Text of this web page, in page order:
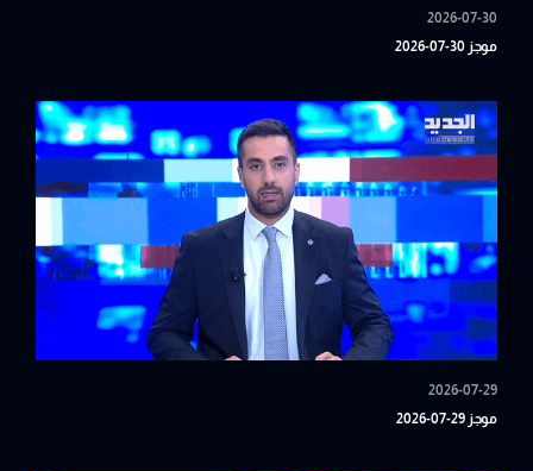
2026-07-30
موجز 30-07-2026
2026-07-29
موجز 29-07-2026